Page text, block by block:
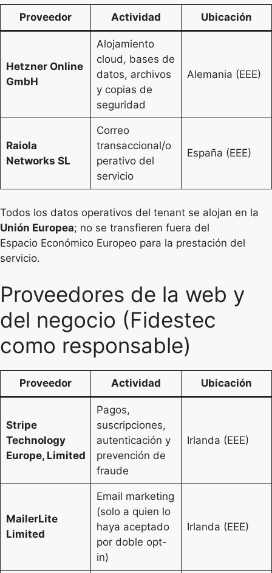
Proveedor Actividad Ubicación
Hetzner Online
GmbH
Alojamiento
cloud, bases de
datos, archivos
y copias de
seguridad
Alemania (EEE)
Raiola
Networks SL
Correo
transaccional/o
perativo del
servicio
España (EEE)
Todos los datos operativos del tenant se alojan en la
Unión Europea; no se transfieren fuera del
Espacio Económico Europeo para la prestación del
servicio.
Proveedores de la web y
del negocio (Fidestec
como responsable)
Proveedor Actividad Ubicación
Stripe
Technology
Europe, Limited
Pagos,
suscripciones,
autenticación y
prevención de
fraude
Irlanda (EEE)
MailerLite
Limited
Email marketing
(solo a quien lo
haya aceptado
por doble opt-
in)
Irlanda (EEE)